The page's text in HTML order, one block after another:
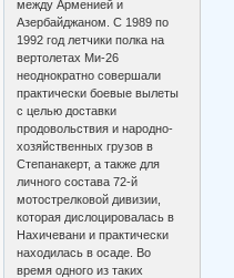
между Арменией и
Азербайджаном. С 1989 по
1992 год летчики полка на
вертолетах Ми-26
неоднократно совершали
практически боевые вылеты
с целью доставки
продовольствия и народно-
хозяйственных грузов в
Степанакерт, а также для
личного состава 72-й
мотострелковой дивизии,
которая дислоцировалась в
Нахичевани и практически
находилась в осаде. Во
время одного из таких